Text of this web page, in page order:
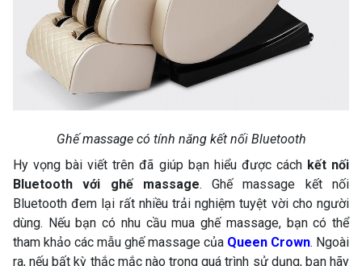
Ghế massage có tính năng kết nối Bluetooth
Hy vọng bài viết trên đã giúp bạn hiểu được cáchkết nối
Bluetooth với ghế massage. Ghế massage kết nối
Bluetooth đem lại rất nhiều trải nghiệm tuyệt vời cho người
dùng. Nếu bạn có nhu cầu mua ghế massage, bạn có thể
tham khảo các mẫu ghế massage của Queen Crown. Ngoài
ra, nếu bất kỳ thắc mắc nào trong quá trình sử dụng, bạn hãy